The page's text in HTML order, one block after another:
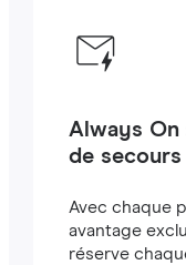
Always On
de secours
Avec chaque
avantage
réserve